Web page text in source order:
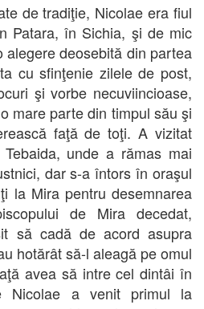
de tradiţie, Nicolae era fiul
Patara, în Sichia, şi de mic
deosebită din partea
cu sfinţenie zilele de post,
şi vorbe necuviincioase,
mare parte din timpul său şi
faţă de toţi. A vizitat
unde a rămas mai
dar s-a întors în oraşul
la Mira pentru desemnarea
de Mira decedat,
să cadă de acord asupra
hotărât să-l aleagă pe omul
avea să intre cel dintâi în
Nicolae a venit primul la